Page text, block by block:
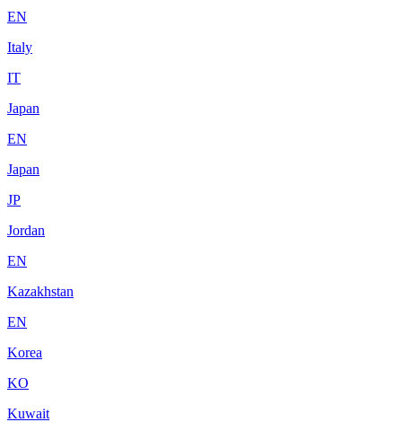
EN
Italy
IT
Japan
EN
Japan
JP
Jordan
EN
Kazakhstan
EN
Korea
KO
Kuwait